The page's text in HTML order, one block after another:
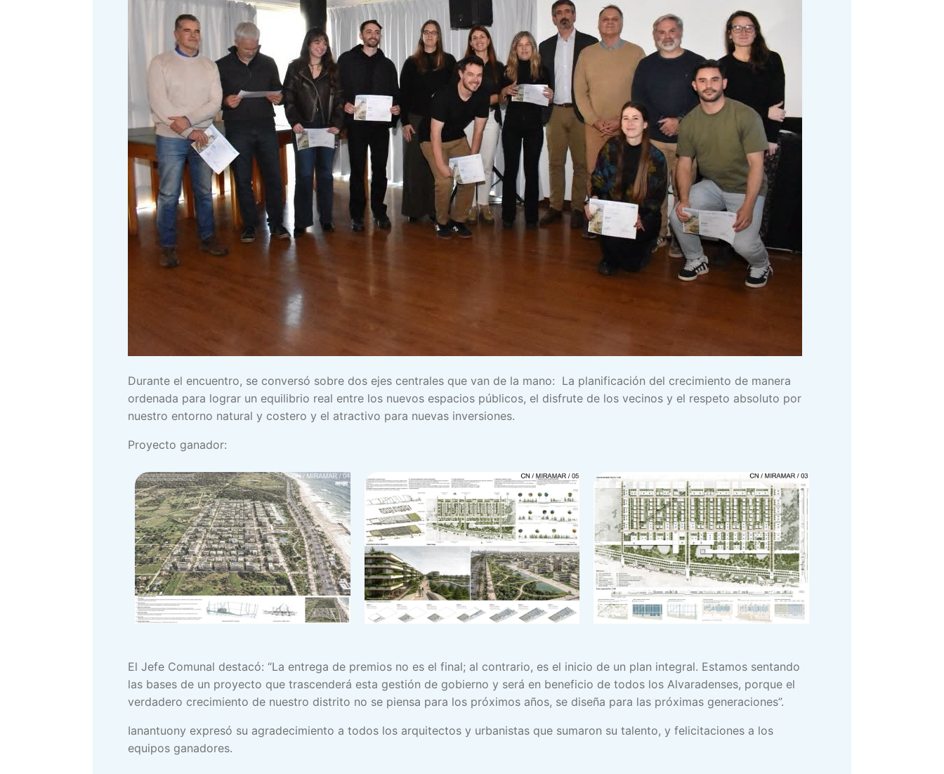
Durante el encuentro, se conversó sobre dos ejes centrales que van de la mano: La planificación del crecimiento de manera
ordenada para lograr un equilibrio real entre los nuevos espacios públicos, el disfrute de los vecinos y el respeto absoluto por
nuestro entorno natural y costero y el atractivo para nuevas inversiones.
Proyecto ganador:
El Jefe Comunal destacó: “La entrega de premios no es el final; al contrario, es el inicio de un plan integral. Estamos sentando
las bases de un proyecto que trascenderá esta gestión de gobierno y será en beneficio de todos los Alvaradenses, porque el
verdadero crecimiento de nuestro distrito no se piensa para los próximos años, se diseña para las próximas generaciones”.
Ianantuony expresó su agradecimiento a todos los arquitectos y urbanistas que sumaron su talento, y felicitaciones a los
equipos ganadores.